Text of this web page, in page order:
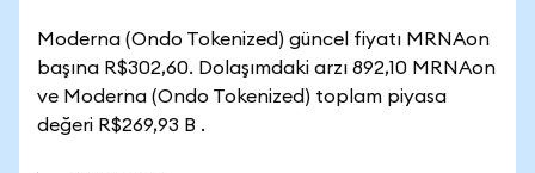
Moderna (Ondo Tokenized) güncel fiyatı MRNAon
başına R$302,60. Dolaşımdaki arzı 892,10 MRNAon
ve Moderna (Ondo Tokenized) toplam piyasa
değeri R$269,93 B .